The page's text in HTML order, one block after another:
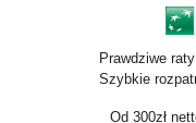
Prawdziwe
Szybkie
Od 300zł